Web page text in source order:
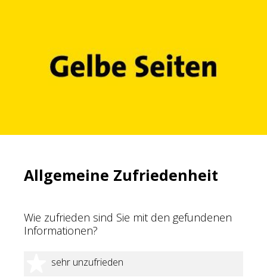
Allgemeine Zufriedenheit
Wie zufrieden sind Sie mit den gefundenen
Informationen?
sehr unzufrieden
1 Stern